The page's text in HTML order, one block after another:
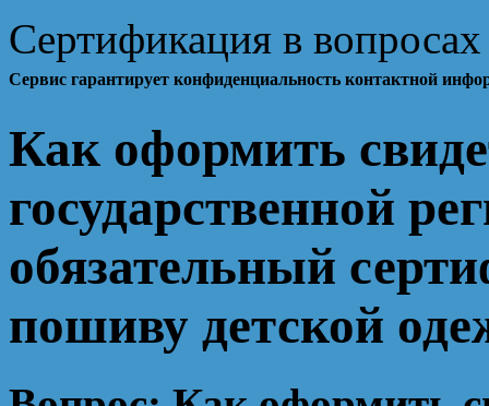
Сертификация в вопросах
Сервис гарантирует конфиденциальность контактной
Как оформить
государственной
обязательный
пошиву детской